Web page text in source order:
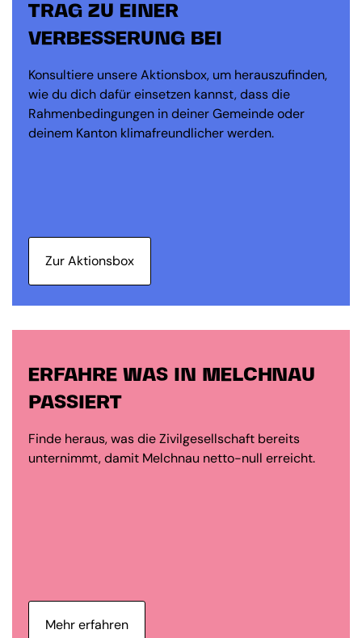
TRAG ZU EINER
VERBESSERUNG BEI
Konsultiere unsere Aktionsbox, um herauszufinden,
wie du dich dafür einsetzen kannst, dass die
Rahmenbedingungen in deiner Gemeinde oder
deinem Kanton klimafreundlicher werden.
Zur Aktionsbox
ERFAHRE WAS IN MELCHNAU
PASSIERT
Finde heraus, was die Zivilgesellschaft bereits
unternimmt, damit Melchnau netto-null erreicht.
Mehr erfahren